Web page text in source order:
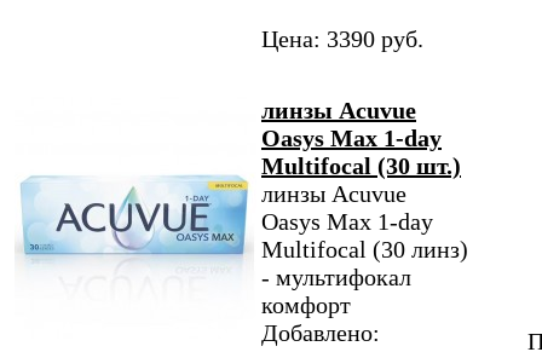
Цена: 3390 руб.
линзы Acuvue
Oasys Max 1-day
Multifocal (30 шт.)
линзы Acuvue
Oasys Max 1-day
Multifocal (30 линз)
- мультифокал
комфорт
Добавлено: